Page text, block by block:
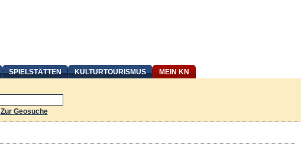
SPIELSTÄTTEN KULTURTOURISMUS MEIN KN
Zur Geosuche